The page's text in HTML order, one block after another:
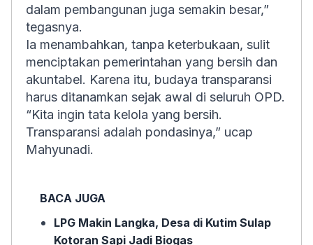
dalam pembangunan juga semakin besar,”
tegasnya.
Ia menambahkan, tanpa keterbukaan, sulit
menciptakan pemerintahan yang bersih dan
akuntabel. Karena itu, budaya transparansi
harus ditanamkan sejak awal di seluruh OPD.
“Kita ingin tata kelola yang bersih.
Transparansi adalah pondasinya,” ucap
Mahyunadi.
BACA JUGA
LPG Makin Langka, Desa di Kutim Sulap
Kotoran Sapi Jadi Biogas